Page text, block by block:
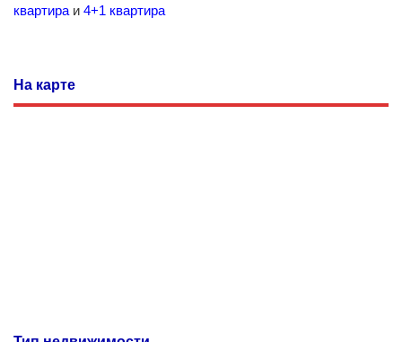
квартира и 4+1 квартира
На карте